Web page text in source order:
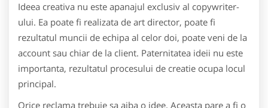
Ideea creativa nu este apanajul exclusiv al copywriter-
ului. Ea poate fi realizata de art director, poate fi
rezultatul muncii de echipa al celor doi, poate veni de la
account sau chiar de la client. Paternitatea ideii nu este
importanta, rezultatul procesului de creatie ocupa locul
principal.
Orice reclama trebuie sa aiba o idee. Aceasta pare a fi o